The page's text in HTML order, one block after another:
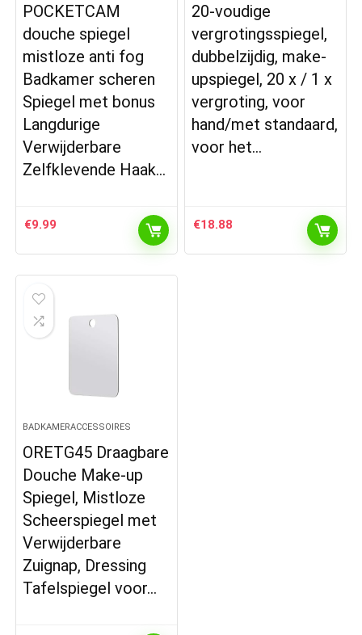
POCKETCAM
douche spiegel
mistloze anti fog
Badkamer scheren
Spiegel met bonus
Langdurige
Verwijderbare
Zelfklevende Haak…
€9.99
20-voudige
vergrotingsspiegel,
dubbelzijdig, make-
upspiegel, 20 x / 1 x
vergroting, voor
hand/met standaard,
voor het…
€18.88
BADKAMERACCESSOIRES
ORETG45 Draagbare
Douche Make-up
Spiegel, Mistloze
Scheerspiegel met
Verwijderbare
Zuignap, Dressing
Tafelspiegel voor…